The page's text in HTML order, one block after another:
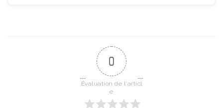
0
Évaluation de l'articl
e